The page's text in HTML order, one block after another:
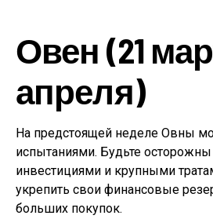
Овен (21
апреля)
На предстоящей неделе Овны
испытаниями. Будьте
инвестициями и крупными
укрепить свои финансовые
больших покупок.